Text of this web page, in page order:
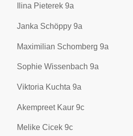
Ilina Pieterek 9a
Janka Schöppy 9a
Maximilian Schomberg 9a
Sophie Wissenbach 9a
Viktoria Kuchta 9a
Akempreet Kaur 9c
Melike Cicek 9c